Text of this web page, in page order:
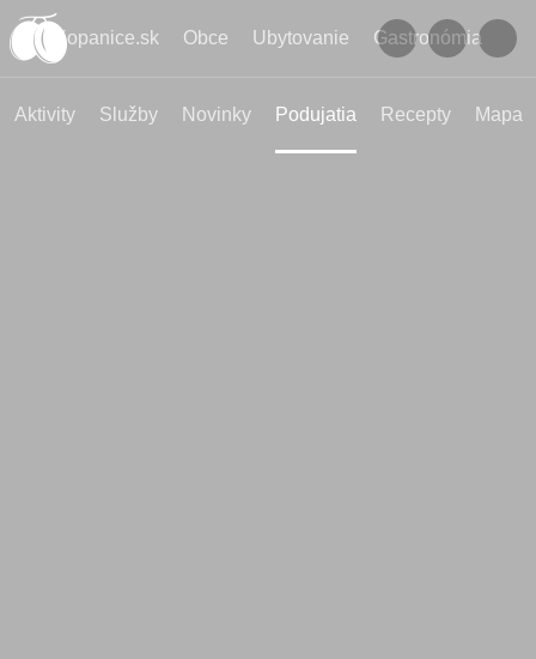
Kopanice.sk Obce Ubytovanie Gastronómia
Aktivity Služby Novinky Podujatia Recepty Mapa